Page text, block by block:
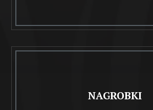
NAGROBKI